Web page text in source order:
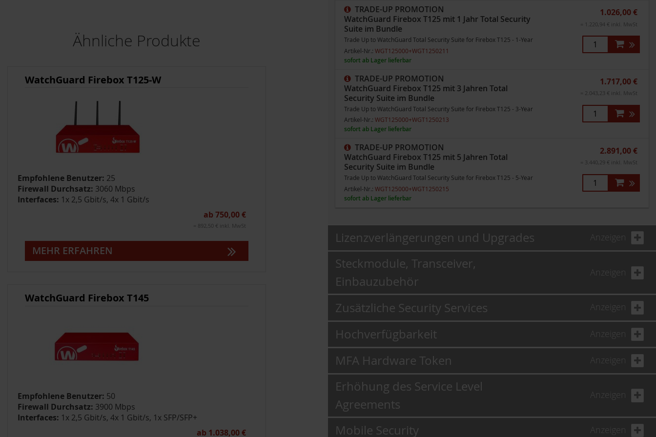
Ähnliche Produkte
WatchGuard Firebox T125-W
Empfohlene Benutzer: 25
Firewall Durchsatz: 3060 Mbps
Interfaces: 1x 2,5 Gbit/s, 4x 1 Gbit/s
ab 750,00 €
= 892,50 € inkl. MwSt
MEHR ERFAHREN
WatchGuard Firebox T145
Empfohlene Benutzer: 50
Firewall Durchsatz: 3900 Mbps
Interfaces: 1x 2,5 Gbit/s, 4x 1 Gbit/s, 1x SFP/SFP+
ab 1.038,00 €
TRADE-UP PROMOTION
WatchGuard Firebox T125 mit 1 Jahr Total Security
Suite im Bundle
Trade Up to WatchGuard Total Security Suite for Firebox T125 - 1-Year
Artikel-Nr.: WGT125000+WGT1250211
sofort ab Lager lieferbar
1.026,00 €
= 1.220,94 € inkl. MwSt
TRADE-UP PROMOTION
WatchGuard Firebox T125 mit 3 Jahren Total
Security Suite im Bundle
Trade Up to WatchGuard Total Security Suite for Firebox T125 - 3-Year
Artikel-Nr.: WGT125000+WGT1250213
sofort ab Lager lieferbar
1.717,00 €
= 2.043,23 € inkl. MwSt
TRADE-UP PROMOTION
WatchGuard Firebox T125 mit 5 Jahren Total
Security Suite im Bundle
Trade Up to WatchGuard Total Security Suite for Firebox T125 - 5-Year
Artikel-Nr.: WGT125000+WGT1250215
sofort ab Lager lieferbar
2.891,00 €
= 3.440,29 € inkl. MwSt
Lizenzverlängerungen und Upgrades Anzeigen
Steckmodule, Transceiver,
Einbauzubehör
Anzeigen
Zusätzliche Security Services Anzeigen
Hochverfügbarkeit Anzeigen
MFA Hardware Token Anzeigen
Erhöhung des Service Level
Agreements
Anzeigen
Mobile Security Anzeigen